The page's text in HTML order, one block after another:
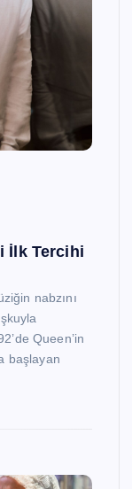
İlk Tercihi
nabzını
Queen’in
başlayan